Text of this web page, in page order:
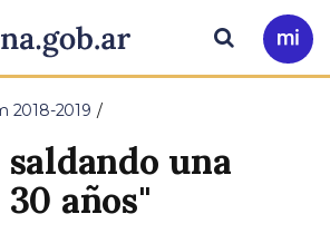
principal
Ir
a
Buscar
2018-2019
saldando una
años"